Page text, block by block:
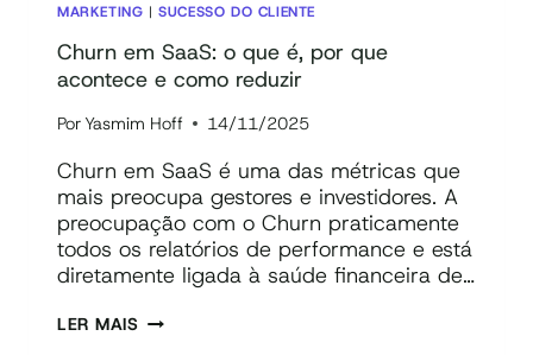
MARKETING |SUCESSO DO CLIENTE
Churn em SaaS: o que é, por que
acontece e como reduzir
Por Yasmim Hoff 14/11/2025
Churn em SaaS é uma das métricas que
mais preocupa gestores e investidores. A
preocupação com o Churn praticamente
todos os relatórios de performance e está
diretamente ligada à saúde financeira de…
LER MAISCHURN